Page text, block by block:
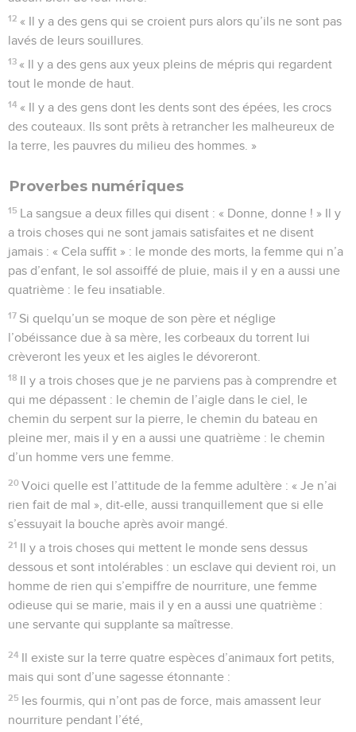
12 « Il y a des gens qui se croient purs alors qu’ils ne sont pas
lavés de leurs souillures.
13 « Il y a des gens aux yeux pleins de mépris qui regardent
tout le monde de haut.
14 « Il y a des gens dont les dents sont des épées, les crocs
des couteaux. Ils sont prêts à retrancher les malheureux de
la terre, les pauvres du milieu des hommes. »
Proverbes numériques
15 La sangsue a deux filles qui disent : « Donne, donne ! » Il y
a trois choses qui ne sont jamais satisfaites et ne disent
jamais : « Cela suffit » : le monde des morts, la femme qui n’a
pas d’enfant, le sol assoiffé de pluie, mais il y en a aussi une
quatrième : le feu insatiable.
17 Si quelqu’un se moque de son père et néglige
l’obéissance due à sa mère, les corbeaux du torrent lui
crèveront les yeux et les aigles le dévoreront.
18 Il y a trois choses que je ne parviens pas à comprendre et
qui me dépassent : le chemin de l’aigle dans le ciel, le
chemin du serpent sur la pierre, le chemin du bateau en
pleine mer, mais il y en a aussi une quatrième : le chemin
d’un homme vers une femme.
20 Voici quelle est l’attitude de la femme adultère : « Je n’ai
rien fait de mal », dit-elle, aussi tranquillement que si elle
s’essuyait la bouche après avoir mangé.
21 Il y a trois choses qui mettent le monde sens dessus
dessous et sont intolérables : un esclave qui devient roi, un
homme de rien qui s’empiffre de nourriture, une femme
odieuse qui se marie, mais il y en a aussi une quatrième :
une servante qui supplante sa maîtresse.
24 Il existe sur la terre quatre espèces d’animaux fort petits,
mais qui sont d’une sagesse étonnante :
25 les fourmis, qui n’ont pas de force, mais amassent leur
nourriture pendant l’été,